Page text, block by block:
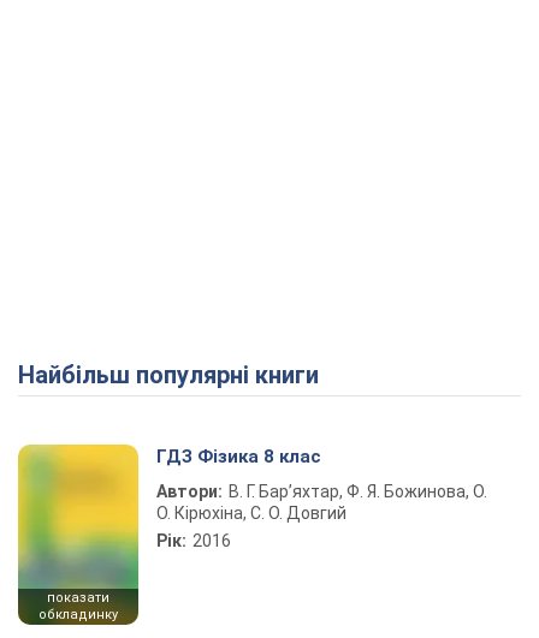
Найбільш популярні книги
показати
обкладинку
ГДЗ Фізика 8 клас
Автори: В. Г. Бар’яхтар, Ф. Я. Божинова, О.
О. Кірюхіна, С. О. Довгий
Рік: 2016